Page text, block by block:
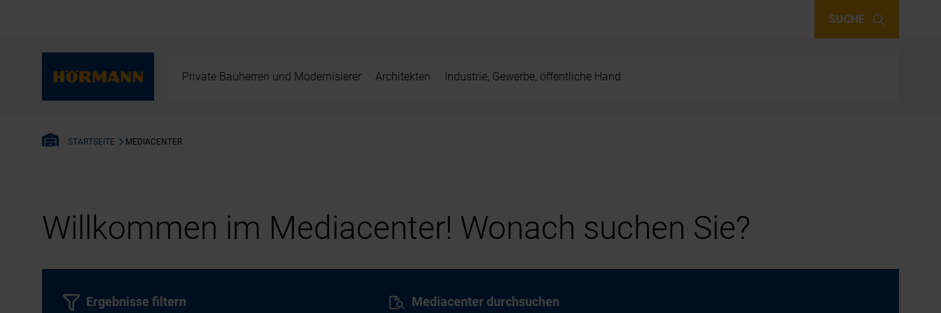
SUCHE
Private Bauherren und Modernisierer Architekten Industrie, Gewerbe, öffentliche Hand
STARTSEITE MEDIACENTER
Willkommen im Mediacenter! Wonach suchen Sie?
Mediacenter durchsuchen
Ergebnisse filtern